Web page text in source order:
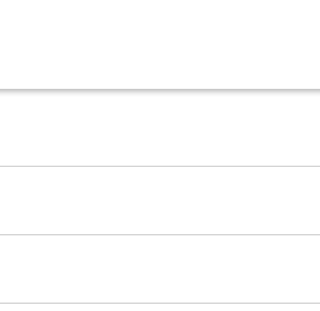
da disciplina de treinamento